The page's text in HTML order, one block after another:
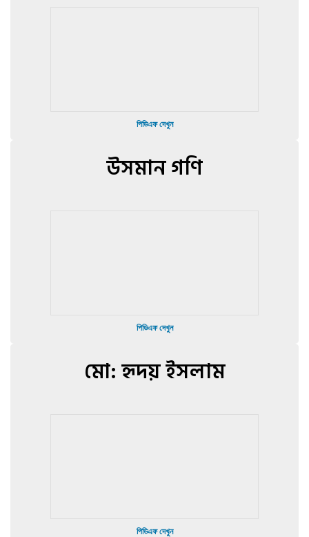
পিডিএফ দেখুন
উসমান গণি
পিডিএফ দেখুন
মো: হৃদয় ইসলাম
পিডিএফ দেখুন